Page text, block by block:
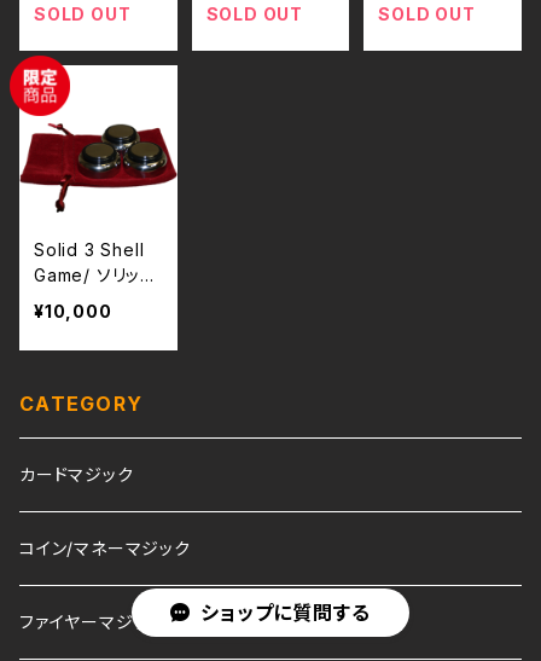
- おまけ付き
SOLD OUT
SOLD OUT
SOLD OUT
Solid 3 Shell
Game/ ソリッド
スリーシェルゲ
ーム：ステンレス
by Leo Smets
¥10,000
CATEGORY
カードマジック
コイン/マネーマジック
ファイヤーマジック ショップに質問する